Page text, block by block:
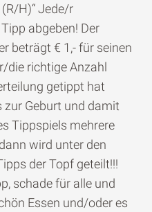
H)“ Jede/r
abgeben! Der
beträgt € 1,- für seinen
die richtige Anzahl
getippt hat
zur Geburt und damit
Tippspiels mehrere
wird unter den
der Topf geteilt!!!
schade für alle und
Essen und/oder es